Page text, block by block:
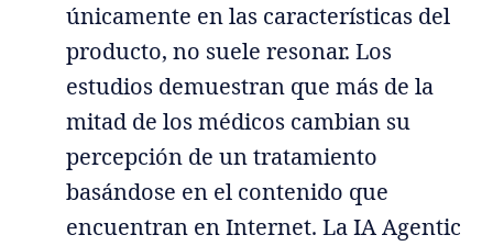
únicamente en las características del
producto, no suele resonar. Los
estudios demuestran que más de la
mitad de los médicos cambian su
percepción de un tratamiento
basándose en el contenido que
encuentran en Internet. La IA Agentic